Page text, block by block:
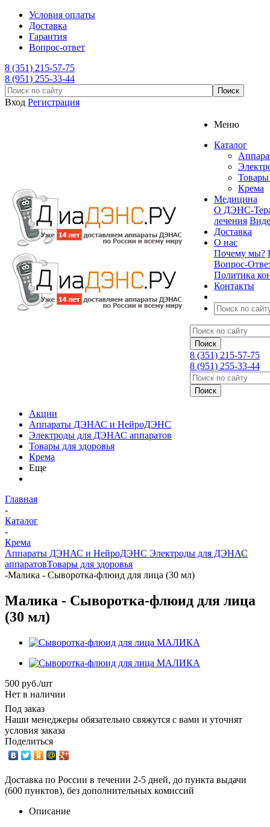
Условия оплаты
Доставка
Гарантия
Вопрос-ответ
8 (351) 215-57-75
8 (951) 255-33-44
Вход Регистрация
Меню
Каталог
Товары
Крема
Медицина
О ДЭНС-
лечения
Доставка
О нас
Почему мы?
Вопрос-
Политика
Контакты
8 (351) 215-57-75
8 (951) 255-33-44
Акции
Аппараты ДЭНАС и НейроДЭНС
Электроды для ДЭНАС аппаратов
Товары для здоровья
Крема
Еще
Главная
-
Каталог
-
Крема
Аппараты ДЭНАС и НейроДЭНС Электроды для ДЭНАС
аппаратовТовары для здоровья
-Малика - Сыворотка-флюид для лица (30 мл)
Малика - Сыворотка-флюид для лица
(30 мл)
500 руб./шт
Нет в наличии
Под заказ
Наши менеджеры обязательно свяжутся с вами и уточнят
условия заказа
Поделиться
Доставка по России в течении 2-5 дней, до пункта выдачи
(600 пунктов), без дополнительных комиссий
Описание